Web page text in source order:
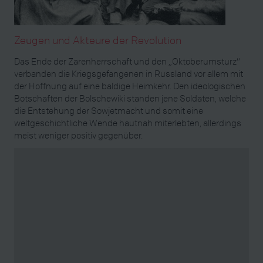
Zeugen und Akteure der Revolution
Das Ende der Zarenherrschaft und den „Oktoberumsturz“
verbanden die Kriegsgefangenen in Russland vor allem mit
der Hoffnung auf eine baldige Heimkehr. Den ideologischen
Botschaften der Bolschewiki standen jene Soldaten, welche
die Entstehung der Sowjetmacht und somit eine
weltgeschichtliche Wende hautnah miterlebten, allerdings
meist weniger positiv gegenüber.